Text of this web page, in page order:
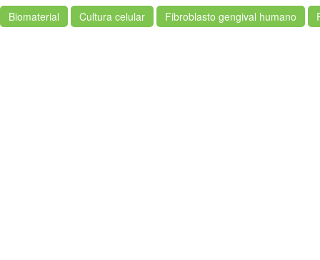
Biomaterial Cultura celular Fibroblasto gengival humano